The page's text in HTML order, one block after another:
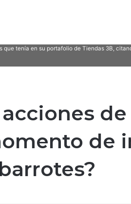
tenía en su portafolio de Tiendas 3B,
de
de